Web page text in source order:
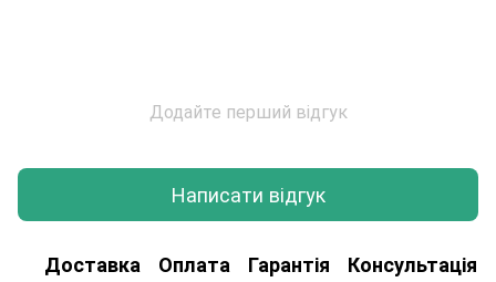
Додайте перший відгук
Написати відгук
Доставка Оплата Гарантія Консультація